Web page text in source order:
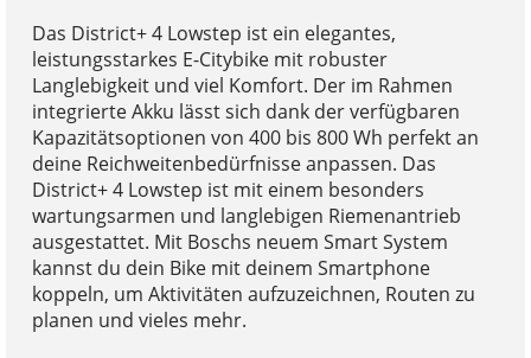
Das District+ 4 Lowstep ist ein elegantes,
leistungsstarkes E-Citybike mit robuster
Langlebigkeit und viel Komfort. Der im Rahmen
integrierte Akku lässt sich dank der verfügbaren
Kapazitätsoptionen von 400 bis 800 Wh perfekt an
deine Reichweitenbedürfnisse anpassen. Das
District+ 4 Lowstep ist mit einem besonders
wartungsarmen und langlebigen Riemenantrieb
ausgestattet. Mit Boschs neuem Smart System
kannst du dein Bike mit deinem Smartphone
koppeln, um Aktivitäten aufzuzeichnen, Routen zu
planen und vieles mehr.